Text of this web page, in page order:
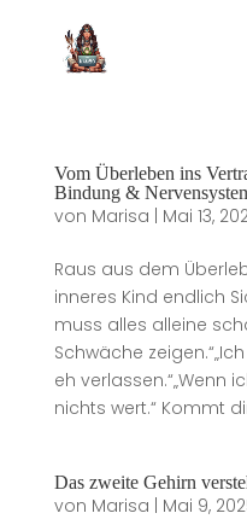
Vom Überleben ins
Bindung &
von Marisa Mai 13,
Raus aus dem
inneres Kind endlich
muss alles alleine
Schwäche
eh verlassen.“„Wenn
nichts wert.“ Kommt
Das zweite Gehirn
von Marisa Mai 9,